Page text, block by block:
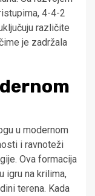
4-4-2
različite
je zadržala
u modernom
i ravnoteži
Ova formacija
igru na krilima,
terena. Kada